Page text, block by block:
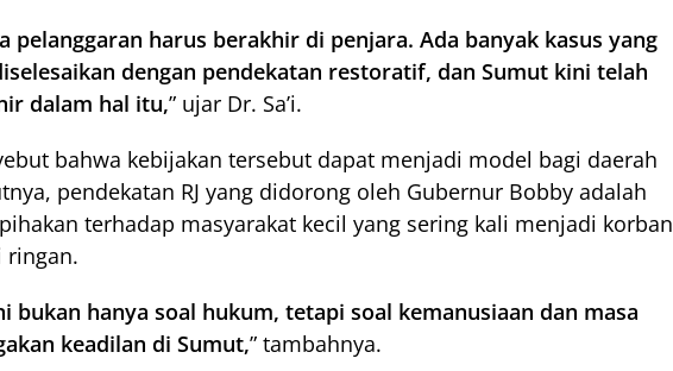
pelanggaran harus berakhir di penjara. Ada banyak kasus yang
dengan pendekatan restoratif, dan Sumut kini telah
dalam hal itu,” ujar Dr. Sa’i.
bahwa kebijakan tersebut dapat menjadi model bagi daerah
pendekatan RJ yang didorong oleh Gubernur Bobby adalah
terhadap masyarakat kecil yang sering kali menjadi korban
ringan.
bukan hanya soal hukum, tetapi soal kemanusiaan dan masa
keadilan di Sumut,” tambahnya.